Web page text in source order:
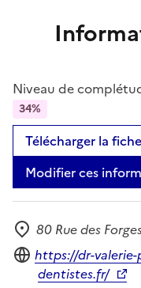
Niveau de
34%
Télécharger la
Modifier ces
Adresse
80 Rue des
Site internet
https://dr-valerie-
dentistes.fr/